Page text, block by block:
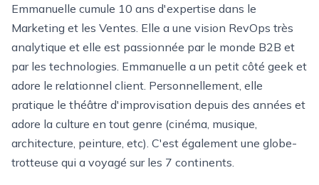
Emmanuelle cumule 10 ans d'expertise dans le
Marketing et les Ventes. Elle a une vision RevOps très
analytique et elle est passionnée par le monde B2B et
par les technologies. Emmanuelle a un petit côté geek et
adore le relationnel client. Personnellement, elle
pratique le théâtre d'improvisation depuis des années et
adore la culture en tout genre (cinéma, musique,
architecture, peinture, etc). C'est également une globe-
trotteuse qui a voyagé sur les 7 continents.